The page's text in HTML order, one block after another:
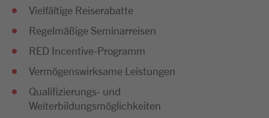
Vielfältige Reiserabatte
Regelmäßige Seminarreisen
RED Incentive-Programm
Vermögenswirksame Leistungen
Qualifizierungs- und
Weiterbildungsmöglichkeiten